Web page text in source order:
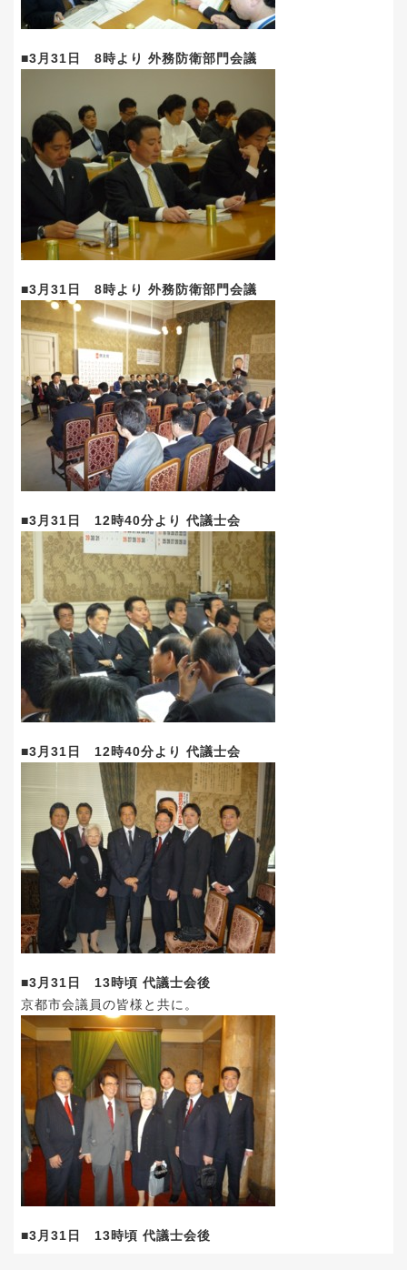
■3月31日 8時より 外務防衛部門会議
■3月31日 8時より 外務防衛部門会議
■3月31日 12時40分より 代議士会
■3月31日 12時40分より 代議士会
■3月31日 13時頃 代議士会後
京都市会議員の皆様と共に。
■3月31日 13時頃 代議士会後